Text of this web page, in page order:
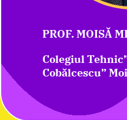
PROF. MOISĂ
Colegiul
Cobălcescu”